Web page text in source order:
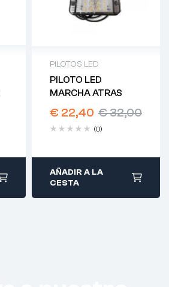
PILOTOS LED
PILOTO LED
MARCHA ATRAS
€32,00
€ 22,40
(0)
AÑADIR A LA
CESTA